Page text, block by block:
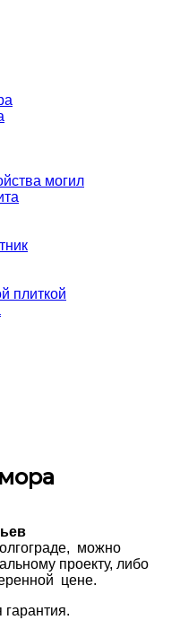
могил
плиткой
можно
проекту, либо
цене.